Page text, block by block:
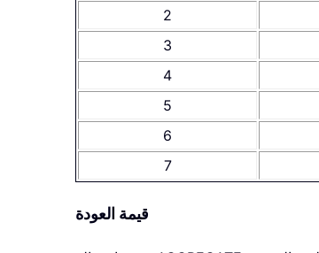
2
3
4
5
6
7
قيمة العودة